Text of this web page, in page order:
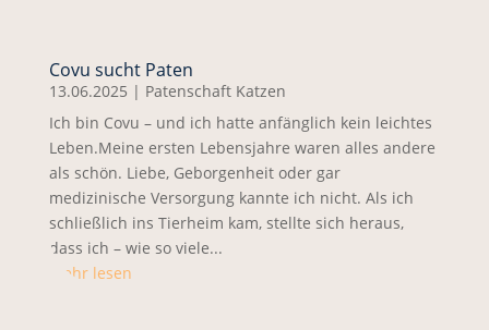
Covu sucht Paten
13.06.2025 | Patenschaft Katzen
Ich bin Covu – und ich hatte anfänglich kein leichtes
Leben.Meine ersten Lebensjahre waren alles andere
als schön. Liebe, Geborgenheit oder gar
medizinische Versorgung kannte ich nicht. Als ich
schließlich ins Tierheim kam, stellte sich heraus,
dass ich – wie so viele...
mehr lesen